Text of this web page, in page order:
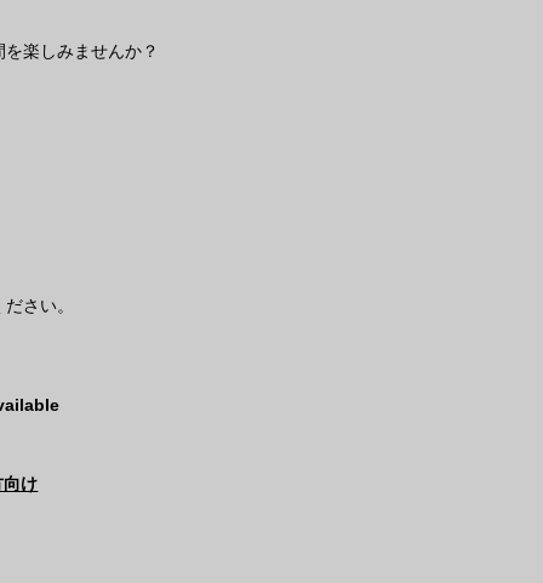
楽しみませんか？
さい。
向け